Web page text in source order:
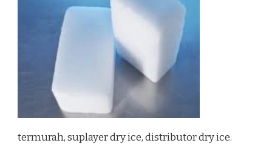
termurah, suplayer dry ice, distributor dry ice.